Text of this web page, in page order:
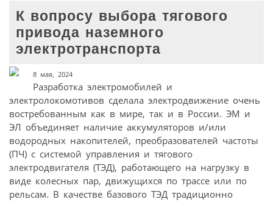
К вопросу выбора тягового
привода наземного
электротранспорта
8 мая, 2024
Разработка электромобилей и
электролокомотивов сделала электродвижение очень
востребованным как в мире, так и в России. ЭМ и
ЭЛ объединяет наличие аккумуляторов и/или
водородных накопителей, преобразователей частоты
(ПЧ) с системой управления и тягового
электродвигателя (ТЭД), работающего на нагрузку в
виде колесных пар, движущихся по трассе или по
рельсам. В качестве базового ТЭД традиционно